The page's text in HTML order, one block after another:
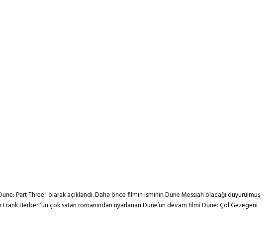
Part Three" olarak açıklandı. Daha önce filmin isminin Dune Messiah olacağı duyurulmuş
Herbert’ün çok satan romanından uyarlanan Dune’un devam filmi Dune: Çöl Gezegeni